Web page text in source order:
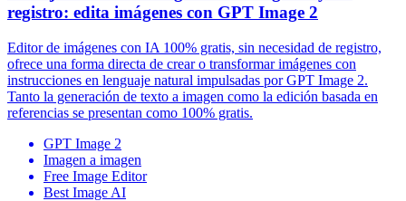
registro: edita imágenes con GPT Image 2
Editor de imágenes con IA 100% gratis, sin necesidad de registro,
ofrece una forma directa de crear o transformar imágenes con
instrucciones en lenguaje natural impulsadas por GPT Image 2.
Tanto la generación de texto a imagen como la edición basada en
referencias se presentan como 100% gratis.
GPT Image 2
Imagen a imagen
Free Image Editor
Best Image AI